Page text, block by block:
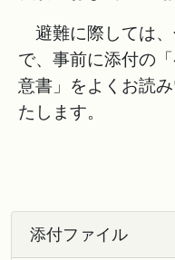
避難に際しては
で、事前に添付の
意書」をよくお読
たします。
添付ファイル